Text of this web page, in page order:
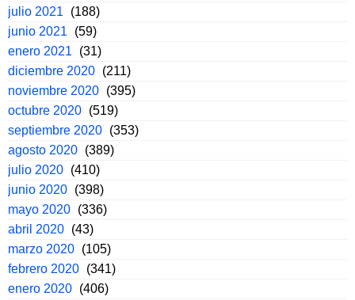
julio 2021
(188)
junio 2021
(59)
enero 2021
(31)
diciembre 2020 (211)
noviembre 2020 (395)
octubre 2020 (519)
septiembre 2020 (353)
agosto 2020 (389)
julio 2020 (410)
junio 2020 (398)
mayo 2020 (336)
abril 2020 (43)
marzo 2020 (105)
febrero 2020 (341)
enero 2020 (406)